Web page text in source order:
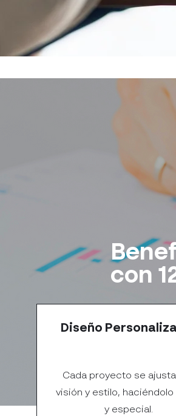
con
Diseño
Cada proyecto se
visión y estilo, haciéndolo
y especial.